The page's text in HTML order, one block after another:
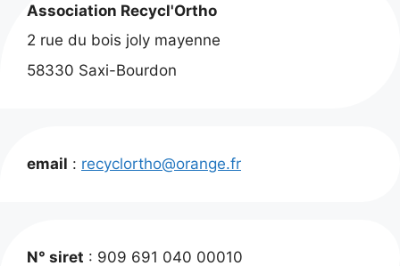
Association Recycl'Ortho
2 rue du bois joly mayenne
58330 Saxi-Bourdon
email : recyclortho@orange.fr
N° siret : 909 691 040 00010